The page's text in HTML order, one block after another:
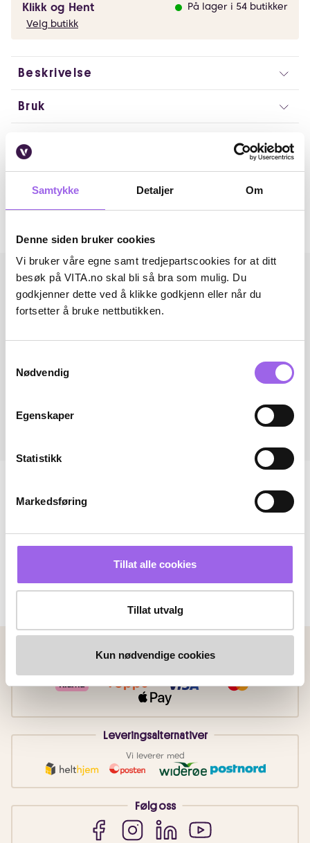
Samtykke Detaljer Om
Denne siden bruker cookies
Vi bruker våre egne samt tredjepartscookies for at ditt
besøk på VITA.no skal bli så bra som mulig. Du
godkjenner dette ved å klikke godkjenn eller når du
fortsetter å bruke nettbutikken.
Nødvendig
Egenskaper
Statistikk
Markedsføring
Tillat alle cookies
Tillat utvalg
Kun nødvendige cookies
Klikk og Hent
På lager i 54 butikker
Velg butikk
Beskrivelse
Bruk
Artikkelnummer: 260324010
Omtaler
Betalingsmetoder
Leveringsalternativer
Vi leverer med
Følg oss